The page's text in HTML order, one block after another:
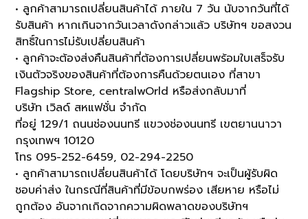
• ลูกค้าสามารถเปลี่ยนสินค้าได้ ภายใน 7 วัน นับจากวันที่ได้
รับสินค้า หากเกินจากวันเวลาดังกล่าวแล้ว บริษัทฯ ขอสงวน
สิทธิ์ในการไม่รับเปลี่ยนสินค้า
• ลูกค้าจะต้องส่งคืนสินค้าที่ต้องการเปลี่ยนพร้อมใบเสร็จรับ
เงินตัวจริงของสินค้าที่ต้องการคืนด้วยตนเอง ที่สาขา
Flagship Store, centralwOrld หรือส่งกลับมาที่
บริษัท เวิลด์ สหแฟชั่น จำกัด
ที่อยู่ 129/1 ถนนช่องนนทรี แขวงช่องนนทรี เขตยานนาวา
กรุงเทพฯ 10120
โทร 095-252-6459, 02-294-2250
• ลูกค้าสามารถเปลี่ยนสินค้าได้ โดยบริษัทฯ จะเป็นผู้รับผิด
ชอบค่าส่ง ในกรณีที่สินค้าที่มีข้อบกพร่อง เสียหาย หรือไม่
ถูกต้อง อันจากเกิดจากความผิดพลาดของบริษัทฯ